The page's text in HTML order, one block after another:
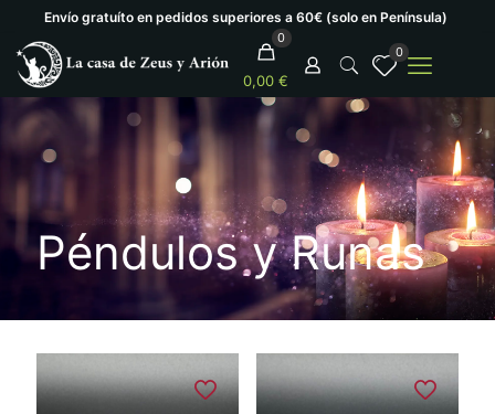
Envío gratuíto en pedidos superiores a 60€ (solo en Península)
0
0,00 €
0
Péndulos y Runas